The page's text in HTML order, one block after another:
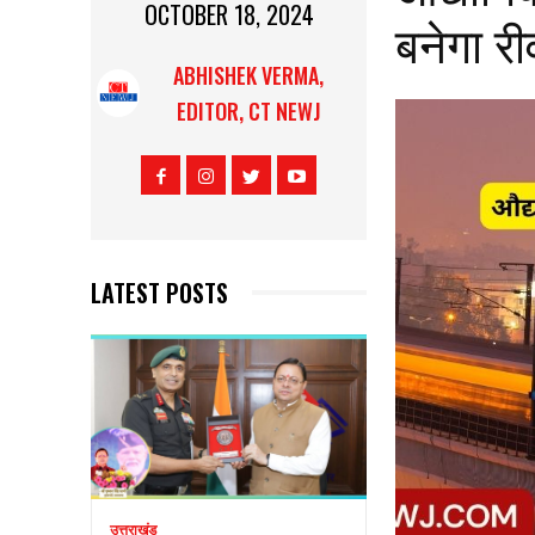
OCTOBER 18, 2024
ABHISHEK VERMA,
EDITOR, CT NEWJ
LATEST POSTS
उत्तराखंड
बनेगा